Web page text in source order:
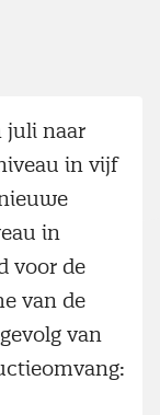
juli naar
in vijf
in
voor de
van de
van